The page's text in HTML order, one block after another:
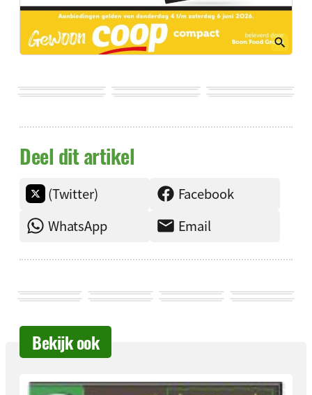
Deel dit artikel
(Twitter)
Facebook
WhatsApp
Email
Bekijk ook